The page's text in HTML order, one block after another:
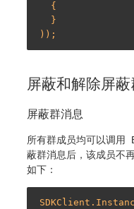
屏蔽和解除屏蔽
屏蔽群消息
所有群成员均可以调用
蔽群消息后，该成员不
如下：